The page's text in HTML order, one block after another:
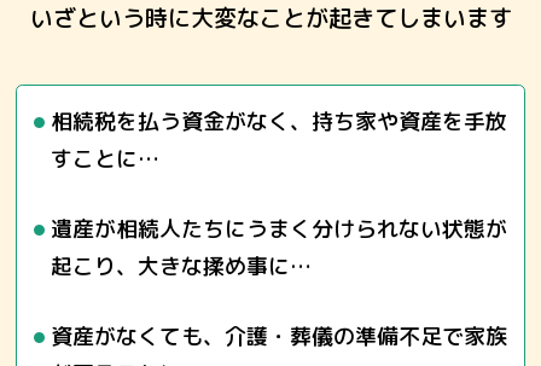
いざという時に大変なことが起きてしまいます
相続税を払う資金がなく、持ち家や資産を手放
すことに…
遺産が相続人たちにうまく分けられない状態が
起こり、大きな揉め事に…
資産がなくても、介護・葬儀の準備不足で家族